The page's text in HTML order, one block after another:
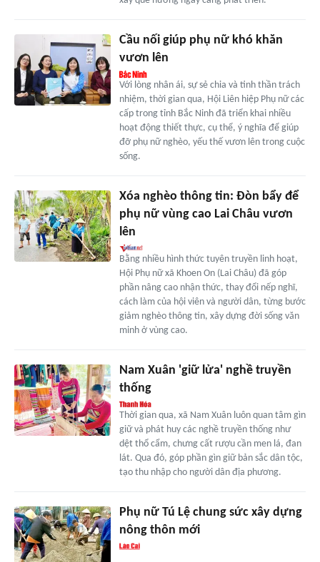
Cầu nối giúp phụ nữ khó khăn
vươn lên
Với lòng nhân ái, sự sẻ chia và tinh thần trách
nhiệm, thời gian qua, Hội Liên hiệp Phụ nữ các
cấp trong tỉnh Bắc Ninh đã triển khai nhiều
hoạt động thiết thực, cụ thể, ý nghĩa để giúp
đỡ phụ nữ nghèo, yếu thế vươn lên trong cuộc
sống.
Xóa nghèo thông tin: Đòn bẩy để
phụ nữ vùng cao Lai Châu vươn
lên
Bằng nhiều hình thức tuyên truyền linh hoạt,
Hội Phụ nữ xã Khoen On (Lai Châu) đã góp
phần nâng cao nhận thức, thay đổi nếp nghĩ,
cách làm của hội viên và người dân, từng bước
giảm nghèo thông tin, xây dựng đời sống văn
minh ở vùng cao.
Nam Xuân 'giữ lửa' nghề truyền
thống
Thời gian qua, xã Nam Xuân luôn quan tâm gìn
giữ và phát huy các nghề truyền thống như
dệt thổ cẩm, chưng cất rượu cần men lá, đan
lát. Qua đó, góp phần gìn giữ bản sắc dân tộc,
tạo thu nhập cho người dân địa phương.
Phụ nữ Tú Lệ chung sức xây dựng
nông thôn mới